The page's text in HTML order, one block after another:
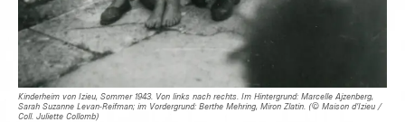
Kinderheim von Izieu, Sommer 1943. Von links nach rechts. Im Hintergrund: Marcelle Ajzenberg,
Sarah Suzanne Levan-Reifman; im Vordergrund: Berthe Mehring, Miron Zlatin. (© Maison d’Izieu /
Coll. Juliette Collomb)